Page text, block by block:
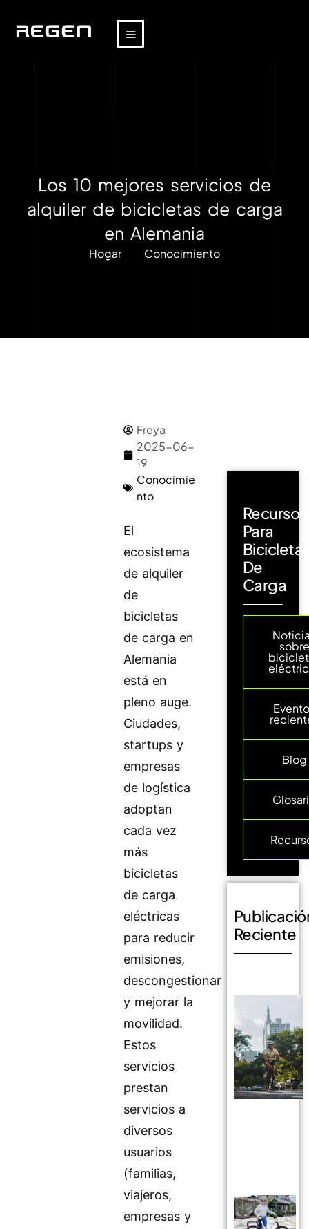
Los 10 mejores servicios de
alquiler de bicicletas de carga
en Alemania
Hogar Conocimiento
Freya
2025-06-
19
Conocimie
nto
El
ecosistema
de alquiler
de
bicicletas
de carga en
Alemania
está en
pleno auge.
Ciudades,
startups y
empresas
de logística
adoptan
cada vez
más
bicicletas
de carga
eléctricas
para reducir
emisiones,
descongestionar
y mejorar la
movilidad.
Estos
servicios
prestan
servicios a
diversos
usuarios
(familias,
viajeros,
empresas y
Recursos
Para
De
Carga
sobre
Blog
Reciente